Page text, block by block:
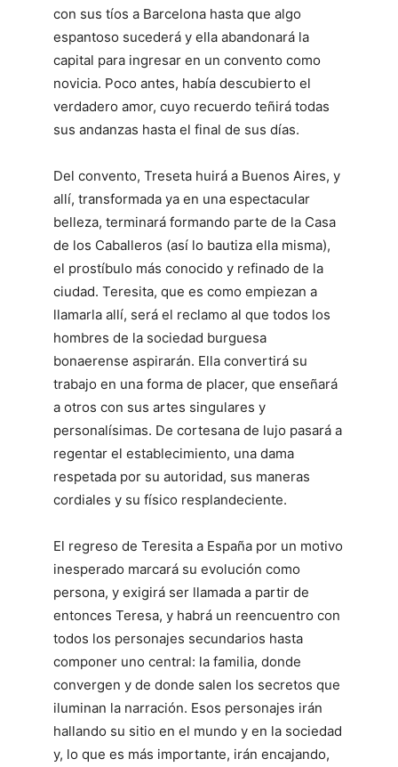
con sus tíos a Barcelona hasta que algo
espantoso sucederá y ella abandonará la
capital para ingresar en un convento como
novicia. Poco antes, había descubierto el
verdadero amor, cuyo recuerdo teñirá todas
sus andanzas hasta el final de sus días.
Del convento, Treseta huirá a Buenos Aires, y
allí, transformada ya en una espectacular
belleza, terminará formando parte de la Casa
de los Caballeros (así lo bautiza ella misma),
el prostíbulo más conocido y refinado de la
ciudad. Teresita, que es como empiezan a
llamarla allí, será el reclamo al que todos los
hombres de la sociedad burguesa
bonaerense aspirarán. Ella convertirá su
trabajo en una forma de placer, que enseñará
a otros con sus artes singulares y
personalísimas. De cortesana de lujo pasará a
regentar el establecimiento, una dama
respetada por su autoridad, sus maneras
cordiales y su físico resplandeciente.
El regreso de Teresita a España por un motivo
inesperado marcará su evolución como
persona, y exigirá ser llamada a partir de
entonces Teresa, y habrá un reencuentro con
todos los personajes secundarios hasta
componer uno central: la familia, donde
convergen y de donde salen los secretos que
iluminan la narración. Esos personajes irán
hallando su sitio en el mundo y en la sociedad
y, lo que es más importante, irán encajando,